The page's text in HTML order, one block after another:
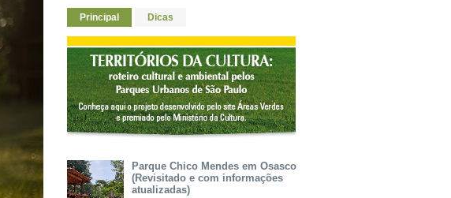
Principal Dicas
Parque Chico Mendes em Osasco
(Revisitado e com informações
atualizadas)